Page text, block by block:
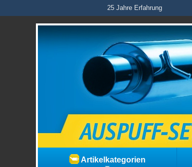
25 Jahre Erfahrung
Artikelkategorien